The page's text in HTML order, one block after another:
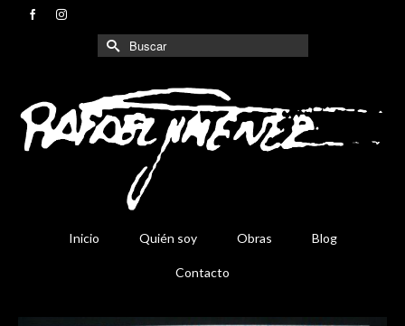
Buscar
por:
Inicio Quién soy Obras Blog
Contacto